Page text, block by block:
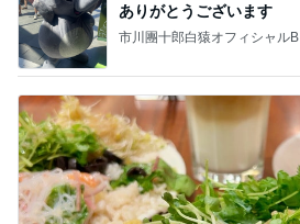
ありがとうございます
市川團十郎白猿オフィシャルB